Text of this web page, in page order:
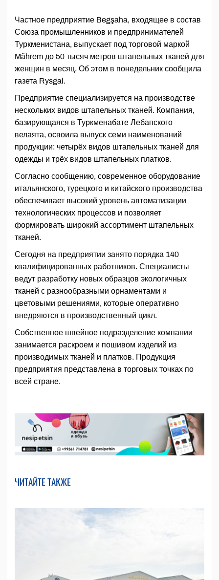
Частное предприятие Begşaha, входящее в состав
Союза промышленников и предпринимателей
Туркменистана, выпускает под торговой маркой
Mährem до 50 тысяч метров штапельных тканей для
женщин в месяц. Об этом в понедельник сообщила
газета Rysgal.
Предприятие специализируется на производстве
нескольких видов штапельных тканей. Компания,
базирующаяся в Туркменабате Лебапского
велаята, освоила выпуск семи наименований
продукции: четырёх видов штапельных тканей для
одежды и трёх видов штапельных платков.
Согласно сообщению, современное оборудование
итальянского, турецкого и китайского производства
обеспечивает высокий уровень автоматизации
технологических процессов и позволяет
формировать широкий ассортимент штапельных
тканей.
Сегодня на предприятии занято порядка 140
квалифицированных работников. Специалисты
ведут разработку новых образцов экологичных
тканей с разнообразными орнаментами и
цветовыми решениями, которые оперативно
внедряются в производственный цикл.
Собственное швейное подразделение компании
занимается раскроем и пошивом изделий из
производимых тканей и платков. Продукция
предприятия представлена в торговых точках по
всей стране.
ЧИТАЙТЕ ТАКЖЕ